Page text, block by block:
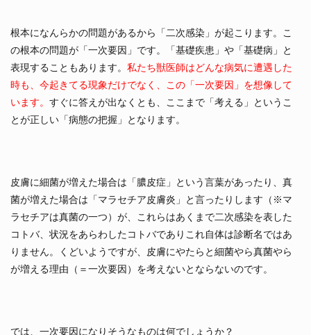
根本になんらかの問題があるから「二次感染」が起こります。こ
の根本の問題が「一次要因」です。「基礎疾患」や「基礎病」と
表現することもあります。 私たち獣医師はどんな病気に遭遇した
時も、今起きてる現象だけでなく、この「一次要因」を想像して
います。 すぐに答えが出なくとも、ここまで「考える」というこ
とが正しい「病態の把握」となります。
皮膚に細菌が増えた場合は「膿皮症」という言葉があったり、真
菌が増えた場合は「マラセチア皮膚炎」と言ったりします（※マ
ラセチアは真菌の一つ）が、これらはあくまで二次感染を表した
コトバ、状況をあらわしたコトバでありこれ自体は診断名ではあ
りません。くどいようですが、皮膚にやたらと細菌やら真菌やら
が増える理由（＝一次要因）を考えないとならないのです。
では、一次要因になりそうなものは何でしょうか？